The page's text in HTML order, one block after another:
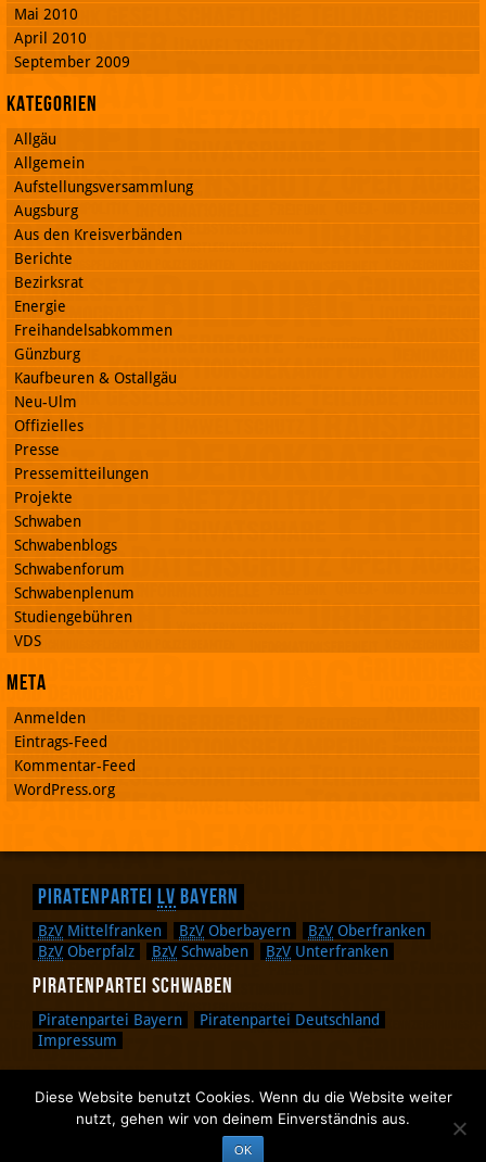
Mai 2010
April 2010
September 2009
Kategorien
Allgäu
Allgemein
Aufstellungsversammlung
Augsburg
Aus den Kreisverbänden
Berichte
Bezirksrat
Energie
Freihandelsabkommen
Günzburg
Kaufbeuren & Ostallgäu
Neu-Ulm
Offizielles
Presse
Pressemitteilungen
Projekte
Schwaben
Schwabenblogs
Schwabenforum
Schwabenplenum
Studiengebühren
VDS
Meta
Anmelden
Eintrags-Feed
Kommentar-Feed
WordPress.org
Piratenpartei LV Bayern
BzV Mittelfranken BzV Oberbayern BzV Oberfranken
BzV Oberpfalz BzV Schwaben BzV Unterfranken
Piratenpartei Schwaben
Piratenpartei Bayern
Piratenpartei Deutschland
Impressum
Zurück nach oben.
Zurück zum Anfang des Textes.
Diese Website benutzt Cookies. Wenn du die Website weiter
nutzt, gehen wir von deinem Einverständnis aus.
OK